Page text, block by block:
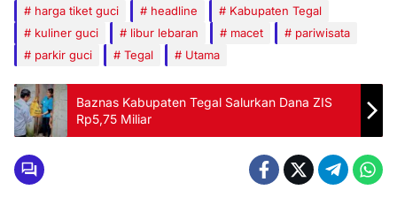
harga tiket guci
headline
Kabupaten Tegal
kuliner guci
libur lebaran macet
pariwisata
parkir guci
Tegal Utama
Baznas Kabupaten Tegal Salurkan Dana ZIS
Rp5,75 Miliar